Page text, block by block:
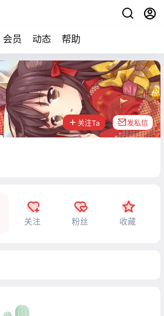
会员 动态 帮助
关注Ta 发私信
关注 粉丝 收藏